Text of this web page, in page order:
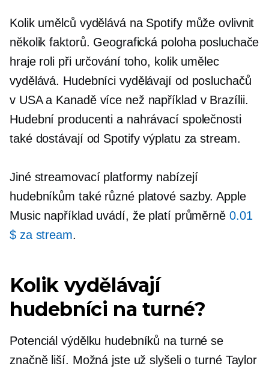
Kolik umělců vydělává na Spotify může ovlivnit
několik faktorů. Geografická poloha posluchače
hraje roli při určování toho, kolik umělec
vydělává. Hudebníci vydělávají od posluchačů
v USA a Kanadě více než například v Brazílii.
Hudební producenti a nahrávací společnosti
také dostávají od Spotify výplatu za stream.
Jiné streamovací platformy nabízejí
hudebníkům také různé platové sazby. Apple
Music například uvádí, že platí průměrně 0.01
$ za stream.
Kolik vydělávají
hudebníci na turné?
Potenciál výdělku hudebníků na turné se
značně liší. Možná jste už slyšeli o turné Taylor